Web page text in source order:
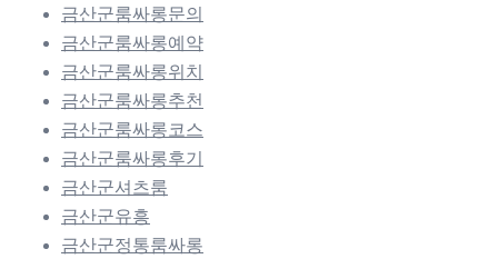
금산군룸싸롱문의
금산군룸싸롱예약
금산군룸싸롱위치
금산군룸싸롱추천
금산군룸싸롱코스
금산군룸싸롱후기
금산군셔츠룸
금산군유흥
금산군정통룸싸롱